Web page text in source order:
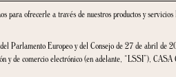
así como otros derechos, tal como se